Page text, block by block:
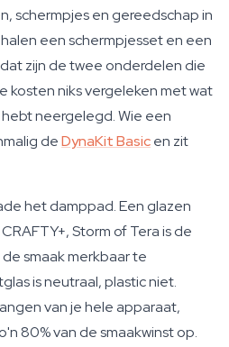
schermpjes en gereedschap in
een schermpjesset en een
zijn de twee onderdelen die
kosten niks vergeleken met wat
neergelegd. Wie een
deDynaKit Basicen zit
het damppad. Een glazen
Storm of Tera is de
smaak merkbaar te
is neutraal, plastic niet.
van je hele apparaat,
80% van de smaakwinst op.